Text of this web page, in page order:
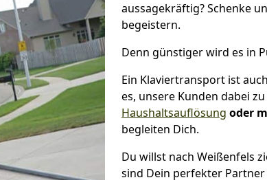
aussagekräftig? Schenke
begeistern.
Denn günstiger wird es in
Ein Klaviertransport ist
es, unsere Kunden dabei
Haushaltsauflösung oder
begleiten Dich.
Du willst nach Weißenfels
sind Dein perfekter